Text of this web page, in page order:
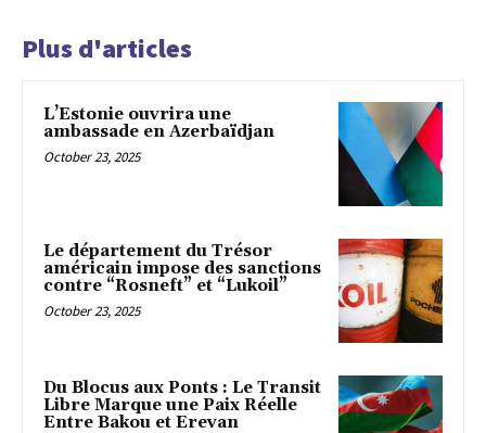
Plus d'articles
L’Estonie ouvrira une
ambassade en Azerbaïdjan
October 23, 2025
Le département du Trésor
américain impose des sanctions
contre “Rosneft” et “Lukoil”
October 23, 2025
Du Blocus aux Ponts : Le Transit
Libre Marque une Paix Réelle
Entre Bakou et Erevan